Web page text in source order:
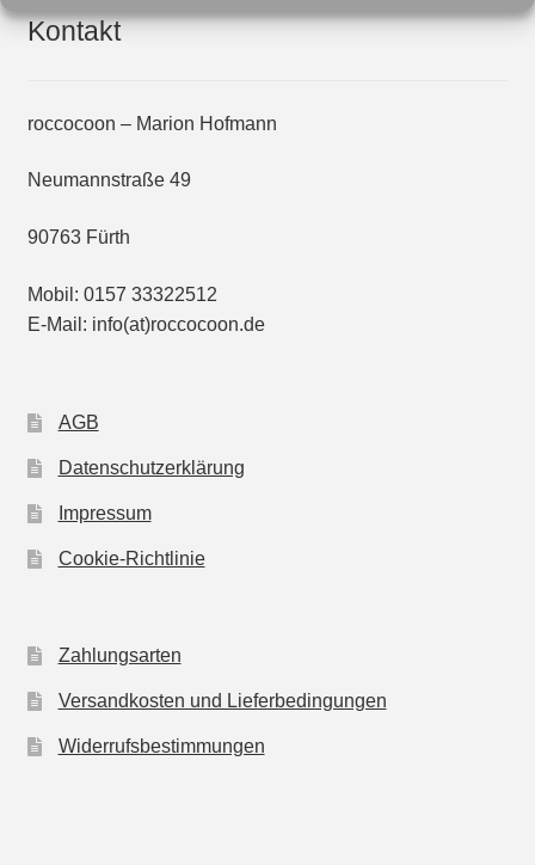
Kontakt
roccocoon – Marion Hofmann
Neumannstraße 49
90763 Fürth
Mobil: 0157 33322512
E-Mail: info(at)roccocoon.de
AGB
Datenschutzerklärung
Impressum
Cookie-Richtlinie
Zahlungsarten
Versandkosten und Lieferbedingungen
Widerrufsbestimmungen